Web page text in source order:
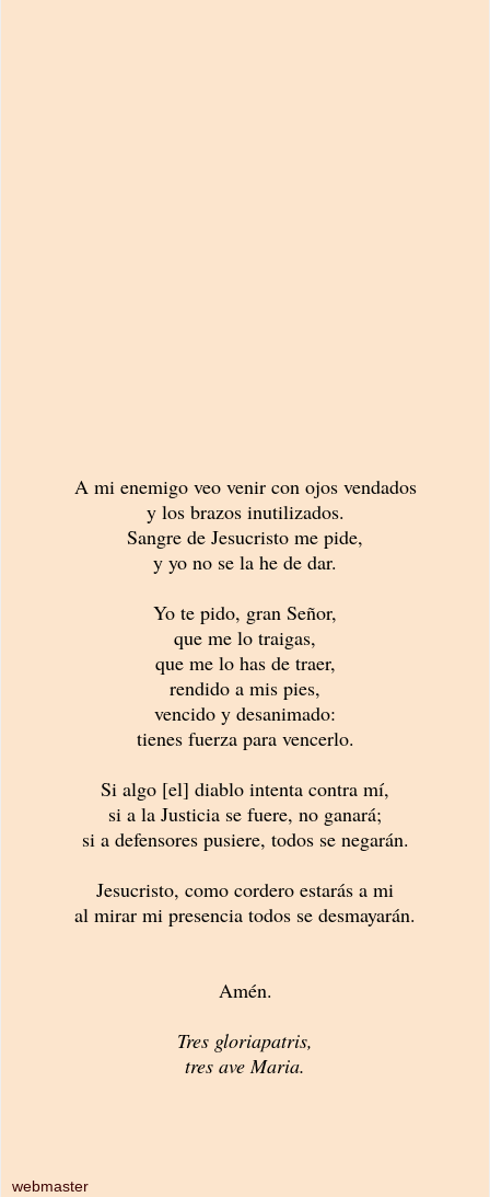
A mi enemigo veo venir con ojos vendados
y los brazos inutilizados.
Sangre de Jesucristo me pide,
y yo no se la he de dar.
Yo te pido, gran Señor,
que me lo traigas,
que me lo has de traer,
rendido a mis pies,
vencido y desanimado:
tienes fuerza para vencerlo.
Si algo [el] diablo intenta contra mí,
si a la Justicia se fuere, no ganará;
si a defensores pusiere, todos se negarán.
Jesucristo, como cordero estarás a mi
al mirar mi presencia todos se desmayarán.
Amén.
Tres gloriapatris,
tres ave Maria.
webmaster